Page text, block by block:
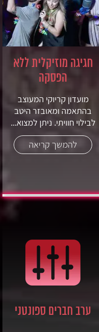
חגיגה מוזיקלית ללא
הפסקה
מועדון קריוקי המעוצב
בהתאמה ומאובזר היטב
לבילוי חוויתי. ניתן למצוא...
להמשך קריאה
ערב חברים ספונטני